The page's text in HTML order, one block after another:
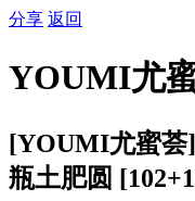
分享 返回
YOUMI尤
[YOUMI尤蜜荟]
瓶土肥圆